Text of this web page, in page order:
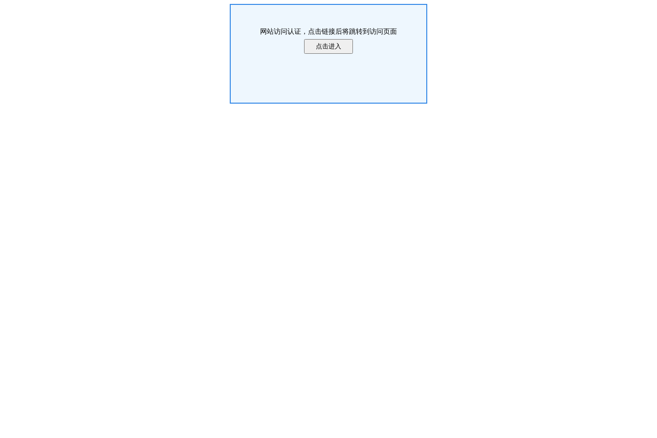
网站访问认证，点击链接后将跳转到访问页面